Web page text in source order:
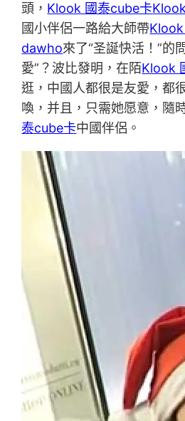
頭， Klook 國泰cube卡
國小伴侶一路給大師帶
dawho來了“圣誕快活！”的
愛”？波比發明，在陌Klook
逛，中國人都很是友愛，都
喚，并且，只需她愿意，隨
泰cube卡中國伴侶。